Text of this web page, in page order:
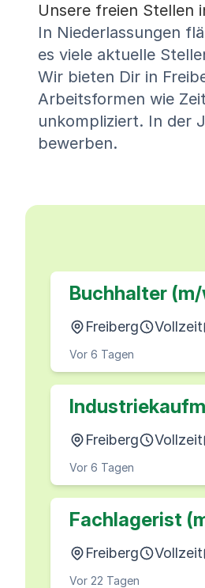
Unsere freien Stellen
In Niederlassungen
es viele aktuelle
Wir bieten Dir in
Arbeitsformen wie
unkompliziert. In der
bewerben.
Buchhalter
Freiberg Vollzeit
Vor 6 Tagen
Freiberg Vollzeit
Vor 6 Tagen
Fachlagerist
Freiberg Vollzeit
Vor 22 Tagen